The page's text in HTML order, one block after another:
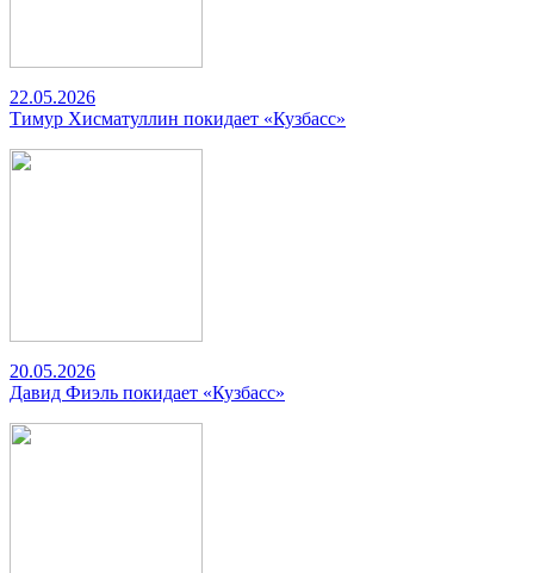
22.05.2026
Тимур Хисматуллин покидает «Кузбасс»
20.05.2026
Давид Фиэль покидает «Кузбасс»